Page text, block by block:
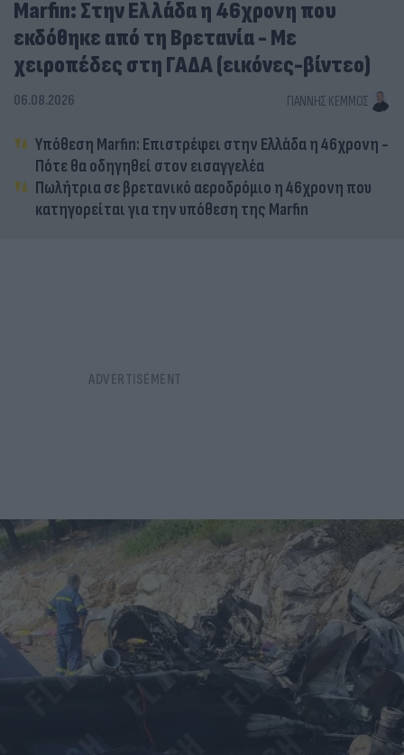
Marfin: Στην Ελλάδα η 46χρονη που
εκδόθηκε από τη Βρετανία - Με
χειροπέδες στη ΓΑΔΑ (εικόνες-βίντεο)
06.08.2026 ΓΙΆΝΝΗΣ ΚΈΜΜΟΣ
Υπόθεση Marfin: Επιστρέφει στην Ελλάδα η 46χρονη -
Πότε θα οδηγηθεί στον εισαγγελέα
Πωλήτρια σε βρετανικό αεροδρόμιο η 46χρονη που
κατηγορείται για την υπόθεση της Marfin